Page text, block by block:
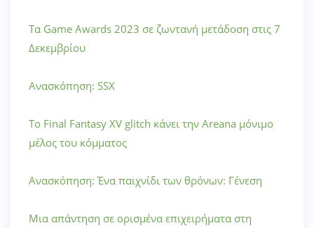
Τα Game Awards 2023 σε ζωντανή μετάδοση στις 7
Δεκεμβρίου
Ανασκόπηση: SSX
Το Final Fantasy XV glitch κάνει την Areana μόνιμο
μέλος του κόμματος
Ανασκόπηση: Ένα παιχνίδι των θρόνων: Γένεση
Μια απάντηση σε ορισμένα επιχειρήματα στη